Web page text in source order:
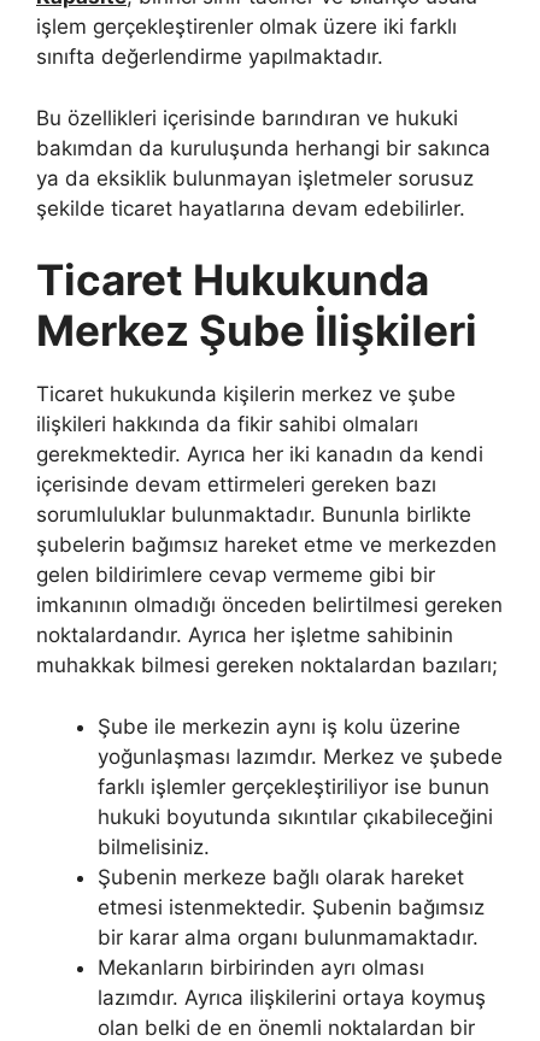
işlem gerçekleştirenler olmak üzere iki farklı
sınıfta değerlendirme yapılmaktadır.
Bu özellikleri içerisinde barındıran ve hukuki
bakımdan da kuruluşunda herhangi bir sakınca
ya da eksiklik bulunmayan işletmeler sorusuz
şekilde ticaret hayatlarına devam edebilirler.
Ticaret Hukukunda
Merkez Şube İlişkileri
Ticaret hukukunda kişilerin merkez ve şube
ilişkileri hakkında da fikir sahibi olmaları
gerekmektedir. Ayrıca her iki kanadın da kendi
içerisinde devam ettirmeleri gereken bazı
sorumluluklar bulunmaktadır. Bununla birlikte
şubelerin bağımsız hareket etme ve merkezden
gelen bildirimlere cevap vermeme gibi bir
imkanının olmadığı önceden belirtilmesi gereken
noktalardandır. Ayrıca her işletme sahibinin
muhakkak bilmesi gereken noktalardan bazıları;
Şube ile merkezin aynı iş kolu üzerine
yoğunlaşması lazımdır. Merkez ve şubede
farklı işlemler gerçekleştiriliyor ise bunun
hukuki boyutunda sıkıntılar çıkabileceğini
bilmelisiniz.
Şubenin merkeze bağlı olarak hareket
etmesi istenmektedir. Şubenin bağımsız
bir karar alma organı bulunmamaktadır.
Mekanların birbirinden ayrı olması
lazımdır. Ayrıca ilişkilerini ortaya koymuş
olan belki de en önemli noktalardan bir